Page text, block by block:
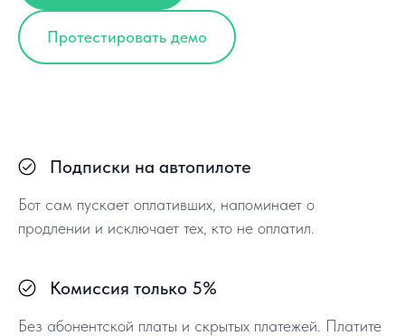
Протестировать демо
Подписки на автопилоте
Бот сам пускает оплативших, напоминает о
продлении и исключает тех, кто не оплатил.
Комиссия только 5%
Без абонентской платы и скрытых платежей. Платите